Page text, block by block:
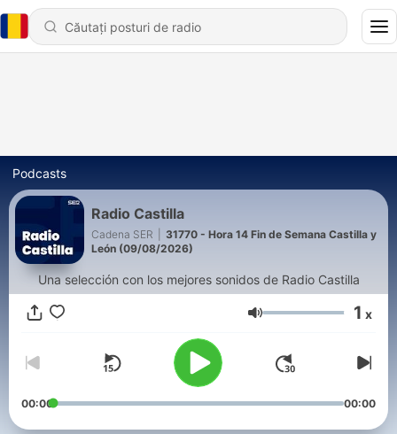
Podcasts
Radio Castilla
Cadena SER
31770 - Hora 14 Fin de Semana Castilla y
León (09/08/2026)
Una selección con los mejores sonidos de Radio Castilla
Volum 1 x
00:00 00:00